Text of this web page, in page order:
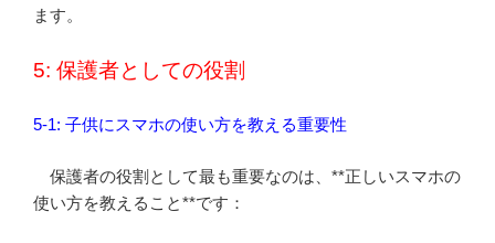
ます。
5: 保護者としての役割
5-1: 子供にスマホの使い方を教える重要性
保護者の役割として最も重要なのは、**正しいスマホの
使い方を教えること**です：